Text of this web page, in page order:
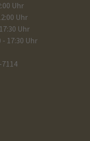
Uhr
Uhr
Uhr
17:30 Uhr